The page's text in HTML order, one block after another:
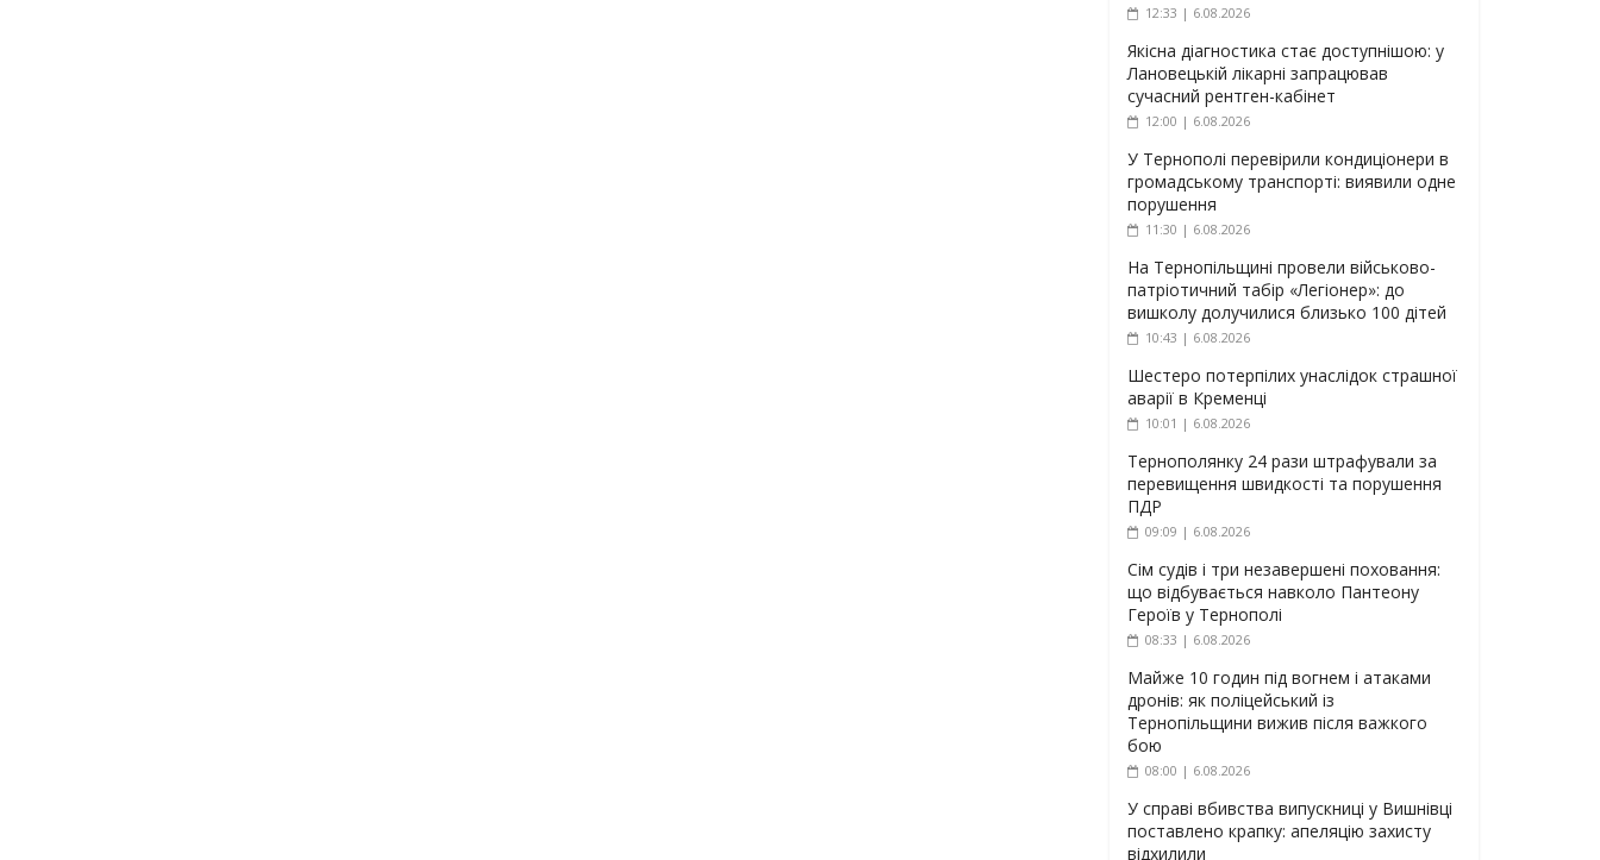
12:33 | 6.08.2026
Якісна діагностика стає доступнішою: у
Лановецькій лікарні запрацював
сучасний рентген-кабінет
12:00 | 6.08.2026
У Тернополі перевірили кондиціонери в
громадському транспорті: виявили одне
порушення
11:30 | 6.08.2026
На Тернопільщині провели військово-
патріотичний табір «Легіонер»: до
вишколу долучилися близько 100 дітей
10:43 | 6.08.2026
Шестеро потерпілих унаслідок страшної
аварії в Кременці
10:01 | 6.08.2026
Тернополянку 24 рази штрафували за
перевищення швидкості та порушення
ПДР
09:09 | 6.08.2026
Сім судів і три незавершені поховання:
що відбувається навколо Пантеону
Героїв у Тернополі
08:33 | 6.08.2026
Майже 10 годин під вогнем і атаками
дронів: як поліцейський із
Тернопільщини вижив після важкого
бою
08:00 | 6.08.2026
У справі вбивства випускниці у Вишнівці
поставлено крапку: апеляцію захисту
відхилили